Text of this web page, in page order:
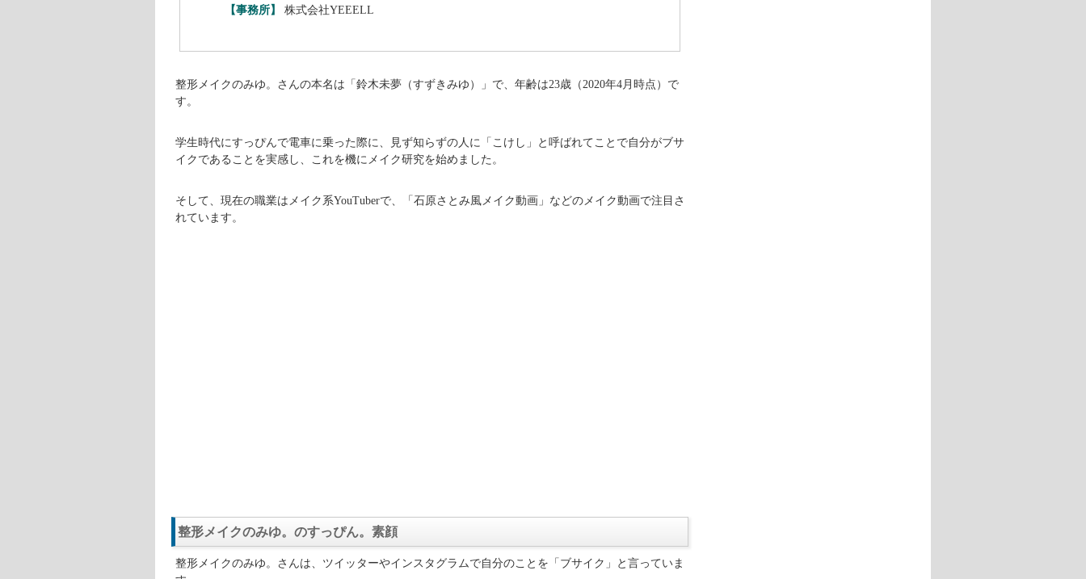
【事務所】 株式会社YEEELL
整形メイクのみゆ。さんの本名は「鈴木未夢（すずきみゆ）」で、年齢は23歳（2020年4月時点）で
す。
学生時代にすっぴんで電車に乗った際に、見ず知らずの人に「こけし」と呼ばれてことで自分がブサ
イクであることを実感し、これを機にメイク研究を始めました。
そして、現在の職業はメイク系YouTuberで、「石原さとみ風メイク動画」などのメイク動画で注目さ
れています。
整形メイクのみゆ。のすっぴん。素顔
整形メイクのみゆ。さんは、ツイッターやインスタグラムで自分のことを「ブサイク」と言っていま